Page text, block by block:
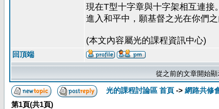
現在T型十字章與十字架相互連接
進入和平中，願基督之光在你們
(本文內容屬光的課程資訊中心)
回頂端
從之前的文章開始
光的課程討論區 首頁 -> 網路共修
第1頁(共1頁)